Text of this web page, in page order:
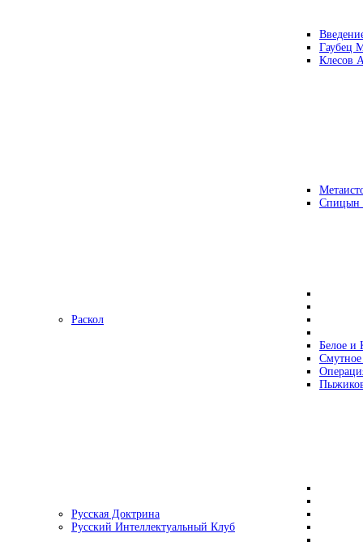
Гаубец
Клесов
Раскол
Белое и
Русская Доктрина
Русский Интеллектуальный Клуб